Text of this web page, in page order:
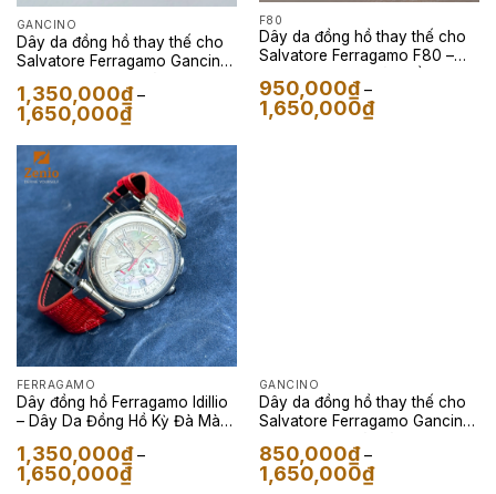
GANCINO
Dây da đồng hồ thay thế cho
Salvatore Ferragamo Gancino
1,350,000₫ –
1,650,000₫Khoảng
giá:
1,350,000₫
đến
1,650,000₫
F80
Dây da đồng hồ thay thế cho
Salvatore Ferragamo F80 –
950,000₫ –
1,650,000₫Khoảng
giá:
FERRAGAMO
Dây đồng hồ Ferragamo Idillio
– Dây Da Đồng Hồ Kỳ Đà Màu
1,350,000₫ –
1,650,000₫Khoảng
giá:
GANCINO
Dây da đồng hồ thay thế cho
Salvatore Ferragamo Gancino
850,000₫ –
1,650,000₫Khoảng
giá: